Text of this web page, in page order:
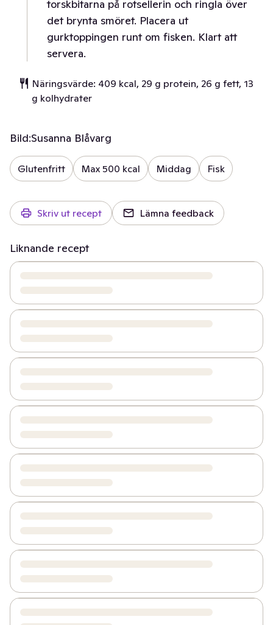
torskbitarna på rotsellerin och ringla över
det brynta smöret. Placera ut
gurktoppingen runt om fisken. Klart att
servera.
Näringsvärde: 409 kcal, 29 g protein, 26 g fett, 13
g kolhydrater
Bild:Susanna Blåvarg
Glutenfritt Max 500 kcal Middag Fisk
Skriv ut recept Lämna feedback
Liknande recept